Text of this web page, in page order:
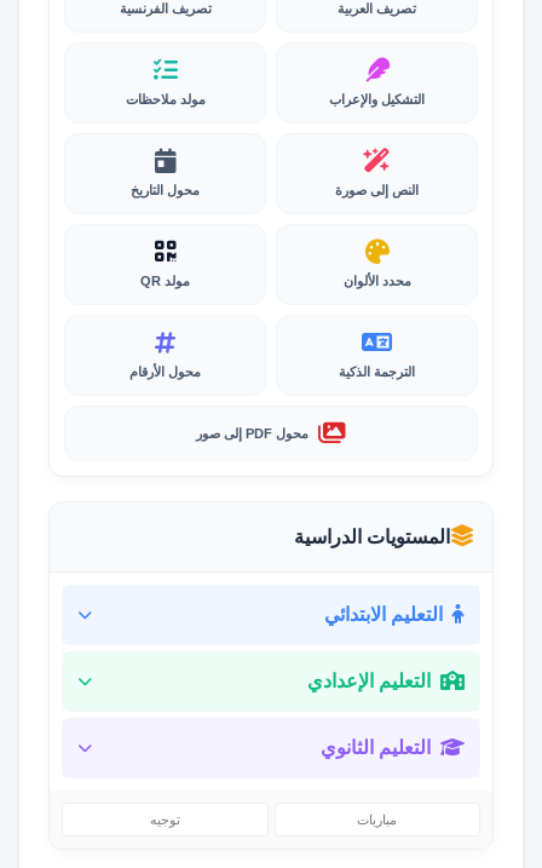
تصريف العربية تصريف الفرنسية
التشكيل والإعراب مولد ملاحظات
النص إلى صورة محول التاريخ
محدد الألوان مولد QR
الترجمة الذكية محول الأرقام
محول PDF إلى صور
المستويات الدراسية
التعليم الابتدائي
التعليم الإعدادي
التعليم الثانوي
مباريات توجيه